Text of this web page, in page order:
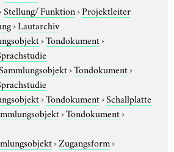
Stellung/ Funktion›Projektleiter
›Lautarchiv
›Tondokument›
›Tondokument›
›Tondokument›Schallplatte
›Tondokument›
›Zugangsform›